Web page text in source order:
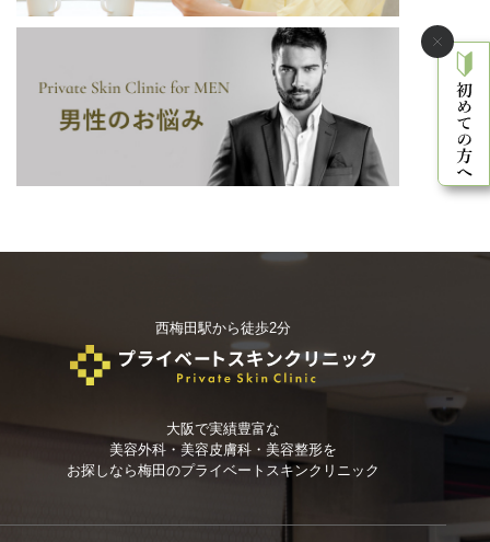
西梅田駅から徒歩2分
大阪で実績豊富な
美容外科・美容皮膚科・美容整形を
お探しなら梅田のプライベートスキンクリニック